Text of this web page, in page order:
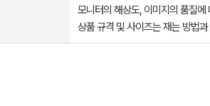
모니터의 해상도, 이미지의 품질
상품 규격 및 사이즈는 재는 방법